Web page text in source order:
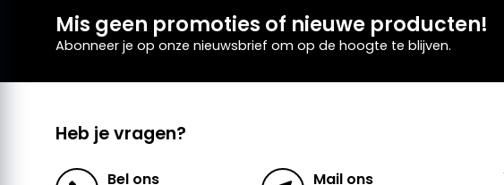
Mis geen promoties of nieuwe producten!
Abonneer je op onze nieuwsbrief om op de hoogte te blijven.
Heb je vragen?
Bel ons
Mail ons